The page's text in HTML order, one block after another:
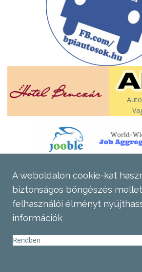
A weboldalon cookie-kat
biztonságos böngészés
felhasználói élményt
információk
Rendben